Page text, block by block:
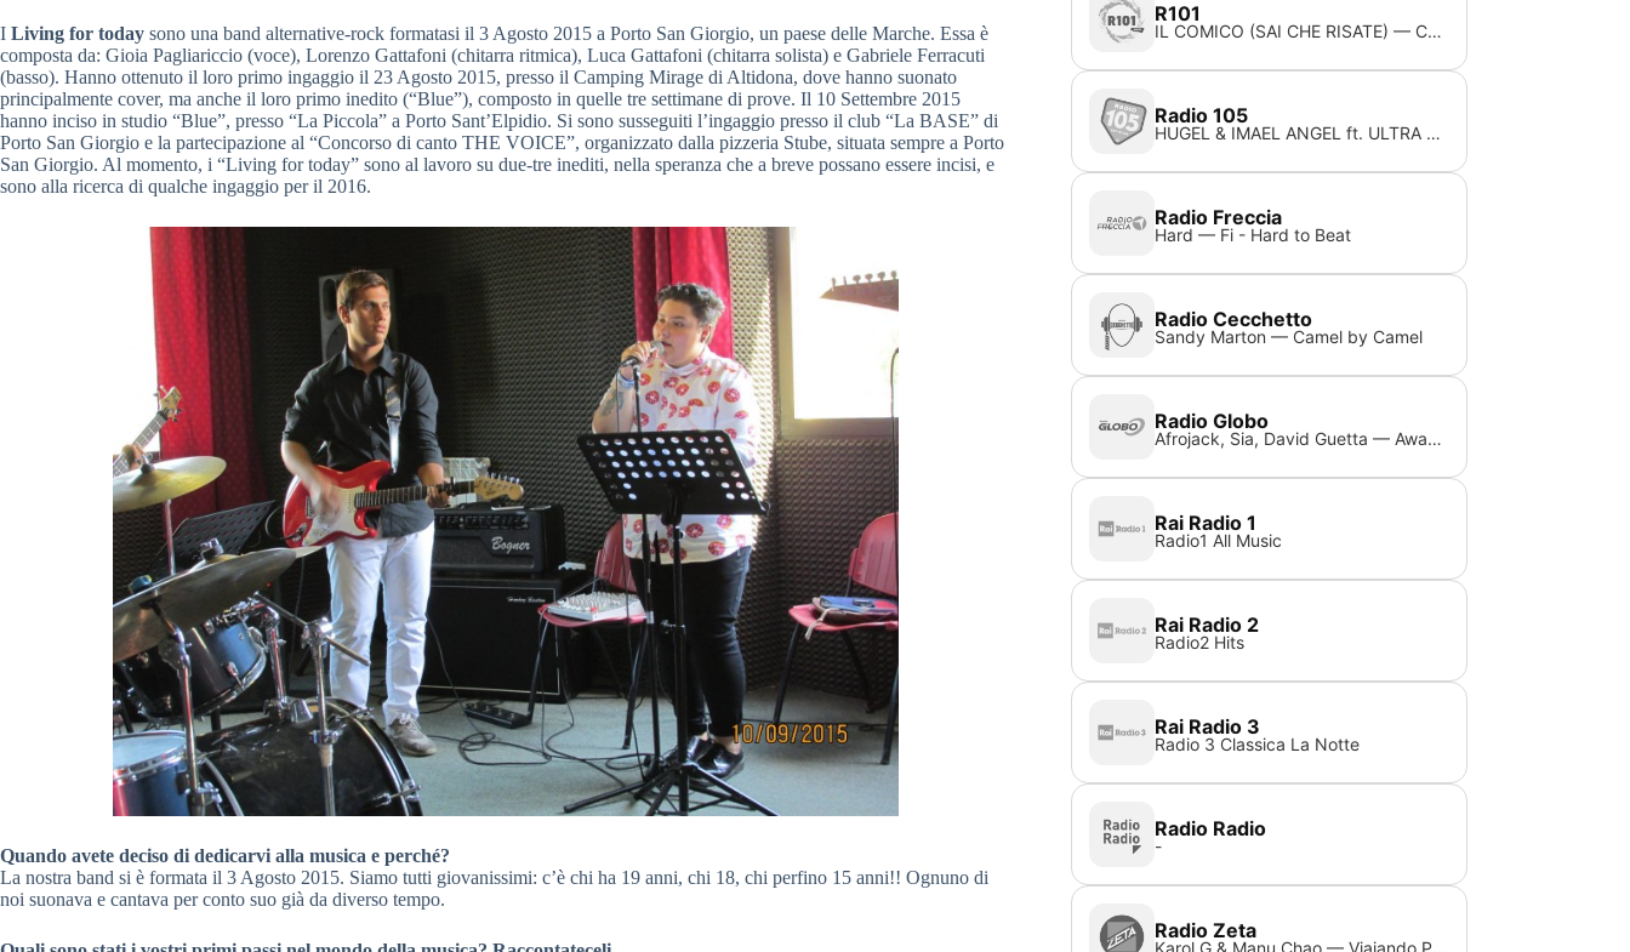
I Living for today sono una band alternative-rock formatasi il 3 Agosto 2015 a Porto San Giorgio, un paese delle Marche. Essa è
composta da: Gioia Pagliariccio (voce), Lorenzo Gattafoni (chitarra ritmica), Luca Gattafoni (chitarra solista) e Gabriele Ferracuti
(basso). Hanno ottenuto il loro primo ingaggio il 23 Agosto 2015, presso il Camping Mirage di Altidona, dove hanno suonato
principalmente cover, ma anche il loro primo inedito (“Blue”), composto in quelle tre settimane di prove. Il 10 Settembre 2015
hanno inciso in studio “Blue”, presso “La Piccola” a Porto Sant’Elpidio. Si sono susseguiti l’ingaggio presso il club “La BASE” di
Porto San Giorgio e la partecipazione al “Concorso di canto THE VOICE”, organizzato dalla pizzeria Stube, situata sempre a Porto
San Giorgio. Al momento, i “Living for today” sono al lavoro su due-tre inediti, nella speranza che a breve possano essere incisi, e
sono alla ricerca di qualche ingaggio per il 2016.
Quando avete deciso di dedicarvi alla musica e perché?
La nostra band si è formata il 3 Agosto 2015. Siamo tutti giovanissimi: c’è chi ha 19 anni, chi 18, chi perfino 15 anni!! Ognuno di
noi suonava e cantava per conto suo già da diverso tempo.
R101
IL COMICO (SAI CHE RISATE) — CESARE CREMONINI
Radio 105
HUGEL & IMAEL ANGEL ft. ULTRA NATÈ — MOVIN’ TO THE SUN
Radio Freccia
Hard — Fi - Hard to Beat
Radio Cecchetto
Sandy Marton — Camel by Camel
Radio Globo
Afrojack, Sia, David Guetta — Awake tonight
Rai Radio 1
Radio1 All Music
Rai Radio 2
Radio2 Hits
Rai Radio 3
Radio 3 Classica La Notte
Radio Radio
-
Radio Zeta
Karol G & Manu Chao — Viajando Por El Mundo